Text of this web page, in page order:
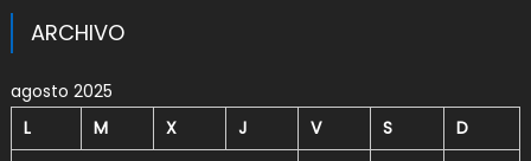
ARCHIVO
agosto 2025
L
M X J V S
D